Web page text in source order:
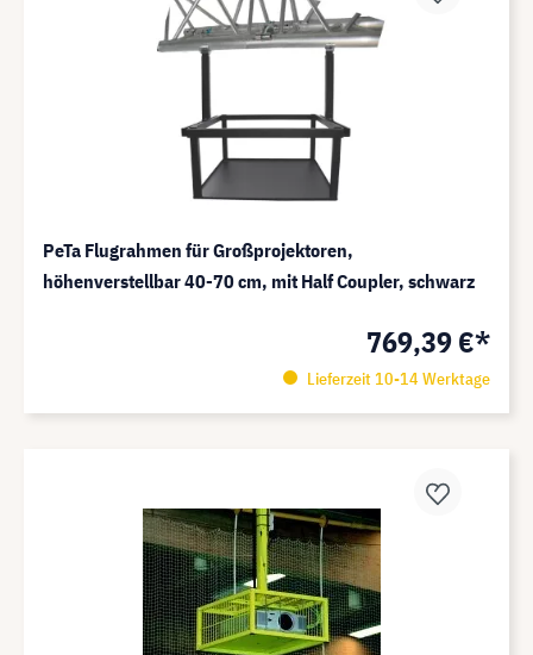
PeTa Flugrahmen für Großprojektoren,
höhenverstellbar 40-70 cm, mit Half Coupler, schwarz
769,39 €*
Lieferzeit 10-14 Werktage